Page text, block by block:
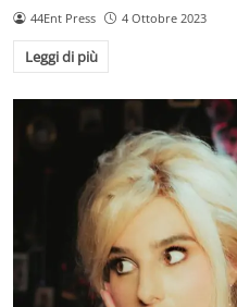
44Ent Press 4 Ottobre 2023
Leggi di più